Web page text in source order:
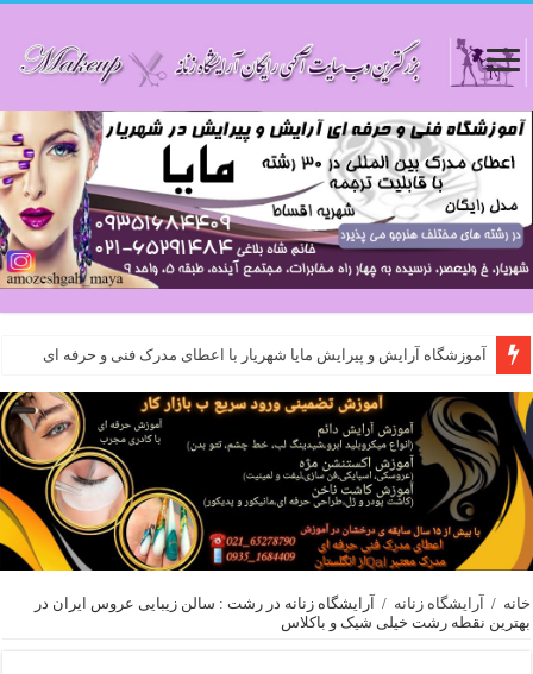
آموزشگاه آرایش و پیرایش مایا شهریار با اعطای مدرک فنی و حرفه ای
خانه / آرایشگاه زنانه / آرایشگاه زنانه در رشت : سالن زیبایی عروس ایران در
بهترین نقطه رشت خیلی شیک و باکلاس